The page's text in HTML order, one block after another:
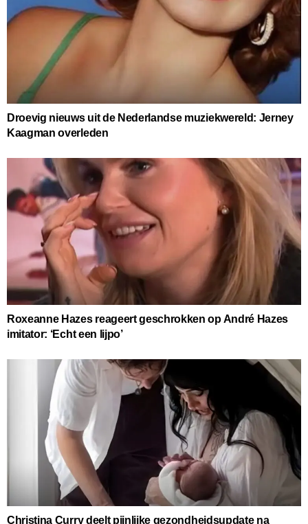
Droevig nieuws uit de Nederlandse muziekwereld: Jerney
Kaagman overleden
Roxeanne Hazes reageert geschrokken op André Hazes
imitator: ‘Echt een lijpo’
Christina Curry deelt pijnlijke gezondheidsupdate na